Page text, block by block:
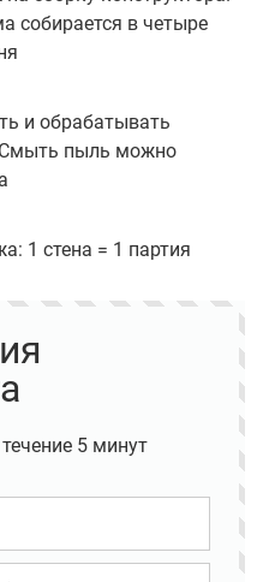
собирается в четыре
и обрабатывать
пыль можно
1 стена = 1 партия
5 минут